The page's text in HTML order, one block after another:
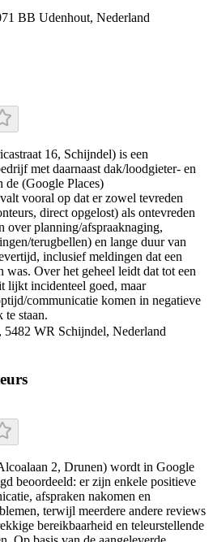
BB Udenhout, Nederland
16, Schijndel) is een
met daarnaast dak/loodgieter- en
de (Google Places)
vooral op dat er zowel tevreden
direct opgelost) als ontevreden
over planning/afspraaknaging,
terugbellen) en lange duur van
inclusief meldingen dat een
Over het geheel leidt dat tot een
lijkt incidenteel goed, maar
communicatie komen in negatieve
staan.
WR Schijndel, Nederland
2, Drunen) wordt in Google
beoordeeld: er zijn enkele positieve
afspraken nakomen en
terwijl meerdere andere reviews
bereikbaarheid en teleurstellende